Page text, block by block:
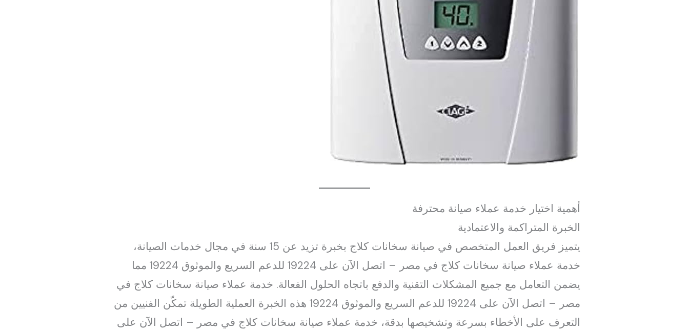
أهمية اختيار خدمة عملاء صيانة محترفة
الخبرة المتراكمة والاعتمادية
يتميز فريق العمل المتخصص في صيانة سخانات كلاج بخبرة تزيد عن 15 سنة في مجال خدمات الصيانة،
خدمة عملاء صيانة سخانات كلاج في مصر – اتصل الآن على 19224 للدعم السريع والموثوق 19224 مما
يضمن التعامل مع جميع المشكلات التقنية والدفع باتجاه الحلول الفعالة. خدمة عملاء صيانة سخانات كلاج في
مصر – اتصل الآن على 19224 للدعم السريع والموثوق 19224 هذه الخبرة العملية الطويلة تمكّن الفنيين من
التعرف على الأخطاء بسرعة وتشخيصها بدقة، خدمة عملاء صيانة سخانات كلاج في مصر – اتصل الآن على